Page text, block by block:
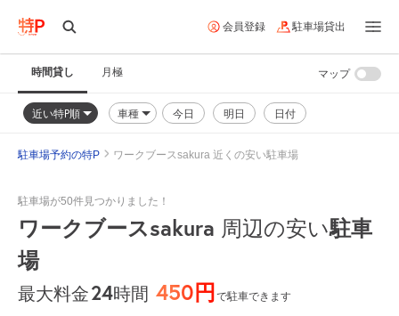
会員登録 駐車場貸出
時間貸し 月極
近い特P順 車種 今日 明日 日付
マップ
駐車場予約の特P ワークブースsakura 近くの安い駐車場
駐車場が50件見つかりました！
ワークブースsakura 周辺の安い駐車
場
最大料金24時間 450円で駐車できます